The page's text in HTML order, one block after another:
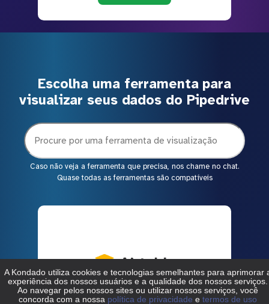
Escolha uma ferramenta para
visualizar seus dados do Pipedrive
Caso não veja a ferramenta que precisa, nos chame no chat.
Quase todas as ferramentas são compatíveis